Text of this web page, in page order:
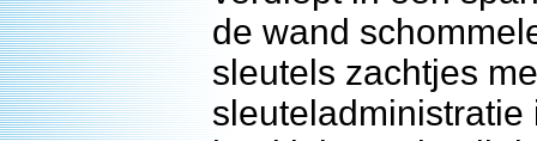
de wand
sleutels zachtjes